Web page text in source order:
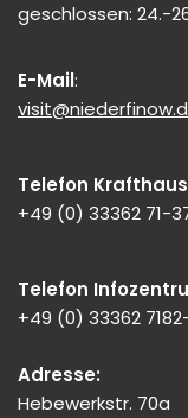
geschlossen: 24.-
E-Mail:
Telefon
+49 (0) 33362 71-
Telefon
+49 (0) 33362
Adresse:
Hebewerkstr. 70a